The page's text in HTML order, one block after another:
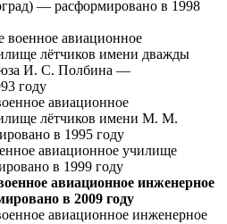
— расформировано в 1998
военное авиационное
лётчиков имени дважды
И. С. Полбина —
году
авиационное
лётчиков имени М. М.
в 1995 году
авиационное училище
в 1999 году
авиационное инженерное
в 2009 году
авиационное инженерное